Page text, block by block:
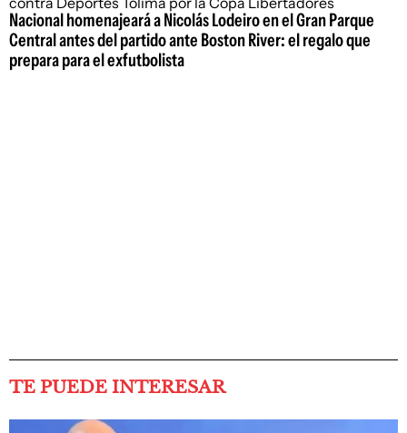
Nacional homenajeará a Nicolás Lodeiro en el Gran Parque
Central antes del partido ante Boston River: el regalo que
prepara para el exfutbolista
TE PUEDE INTERESAR